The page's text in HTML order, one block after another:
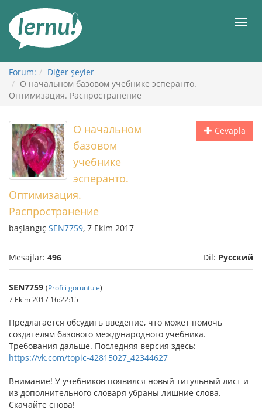
Görüntüleme
Forum:
Diğer şeyler
О начальном базовом учебнике эсперанто.
Оптимизация. Распространение
Cevapla
О начальном
базовом
учебнике
эсперанто.
Оптимизация.
Распространение
başlangıç SEN7759, 7 Ekim 2017
Mesajlar: 496 Dil: Русский
SEN7759 (Profili görüntüle)
7 Ekim 2017 16:22:15
Предлагается обсудить введение, что может помочь
создателям базового международного учебника.
Требования дальше. Последняя версия здесь:
https://vk.com/topic-42815027_42344627
Внимание! У учебников появился новый титульный лист и
из дополнительного словаря убраны лишние слова.
Скачайте снова!